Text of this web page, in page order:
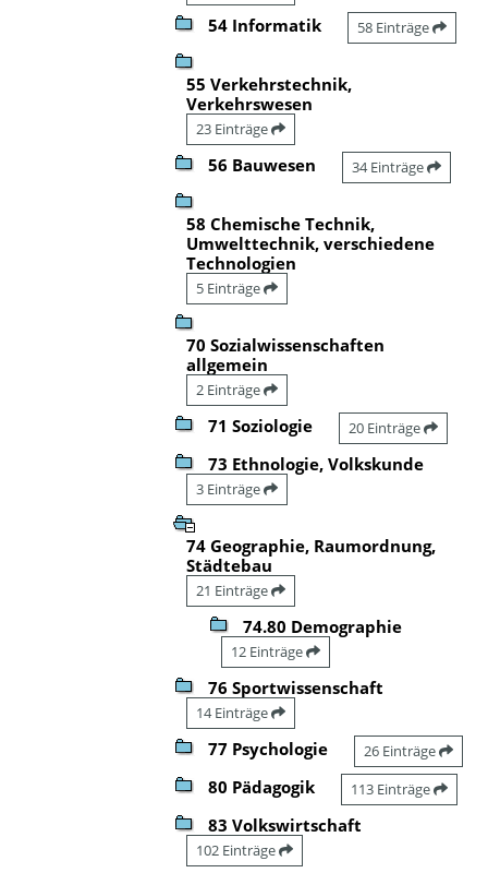
54 Informatik 58 Einträge
55 Verkehrstechnik,
Verkehrswesen
23 Einträge
56 Bauwesen 34 Einträge
58 Chemische Technik,
Umwelttechnik, verschiedene
Technologien
5 Einträge
70 Sozialwissenschaften
allgemein
2 Einträge
71 Soziologie 20 Einträge
73 Ethnologie, Volkskunde
3 Einträge
74 Geographie, Raumordnung,
Städtebau
21 Einträge
74.80 Demographie
12 Einträge
76 Sportwissenschaft
14 Einträge
77 Psychologie 26 Einträge
80 Pädagogik 113 Einträge
83 Volkswirtschaft
102 Einträge